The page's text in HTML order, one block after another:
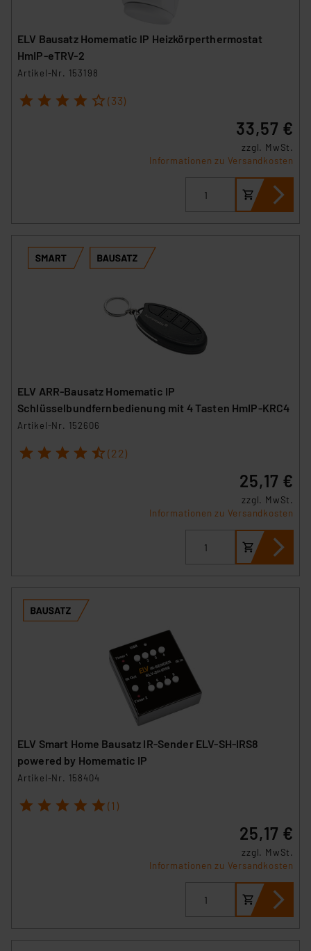
ELV Bausatz Homematic IP Heizkörperthermostat
HmIP-eTRV-2
Artikel-Nr. 153198
1 2 3 4 5 (33)
33,57 €
zzgl. MwSt.
Informationen zu Versandkosten
ELV ARR-Bausatz Homematic IP
Schlüsselbundfernbedienung mit 4 Tasten HmIP-KRC4
Artikel-Nr. 152606
1 2 3 4 5 (22)
25,17 €
zzgl. MwSt.
Informationen zu Versandkosten
ELV Smart Home Bausatz IR-Sender ELV-SH-IRS8
powered by Homematic IP
Artikel-Nr. 158404
1 2 3 4 5 (1)
25,17 €
zzgl. MwSt.
Informationen zu Versandkosten